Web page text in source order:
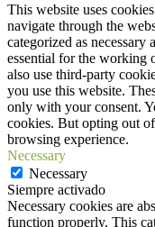
This website uses
navigate through the
categorized as necessary
essential for the working
also use third-party
you use this website.
only with your consent.
cookies. But opting out
browsing experience.
Necessary
Necessary
Siempre activado
Necessary cookies are
function properly. This